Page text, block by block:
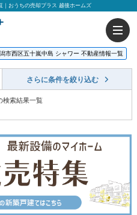
おうちの売却プラス 越後ホームズ
市西区五十嵐中島 シャワー 不動産情報一覧
さらに条件を絞り込む
検索結果一覧